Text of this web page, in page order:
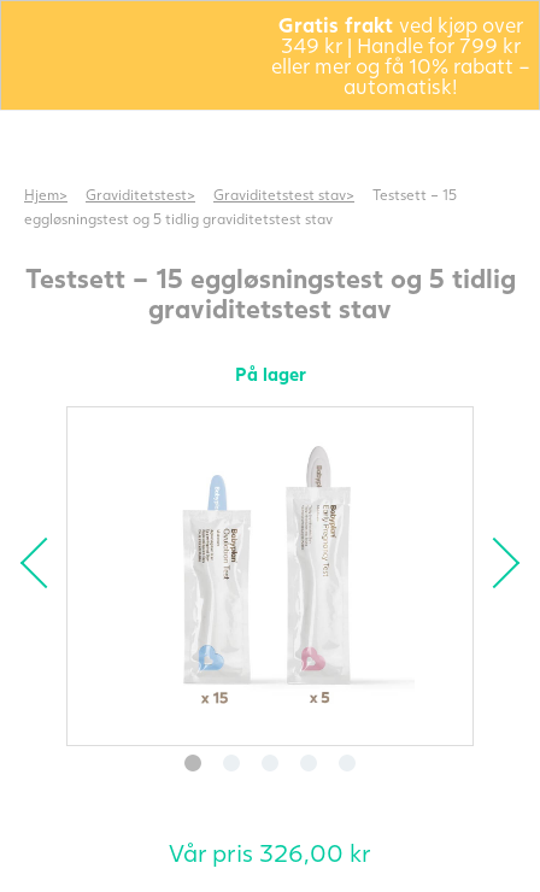
Gratis fraktved kjøp over
349 kr | Handle for 799 kr
eller mer og få 10% rabatt –
automatisk!
Hjem Graviditetstest Graviditetstest stav
Testsett – 15
eggløsningstest og 5 tidlig graviditetstest stav
Testsett – 15 eggløsningstest og 5 tidlig
graviditetstest stav
På lager
Vår pris 326,00 kr